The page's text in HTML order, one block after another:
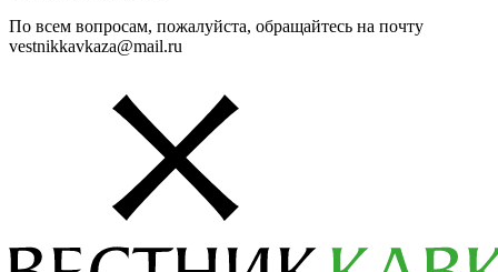
По всем вопросам, пожалуйста, обращайтесь на почту
vestnikkavkaza@mail.ru